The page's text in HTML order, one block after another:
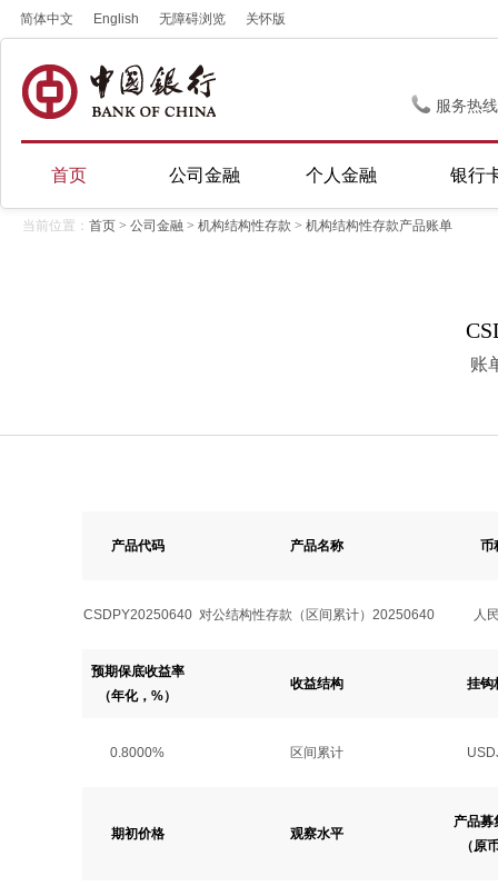
简体中文 English 无障碍浏览 关怀版
服务热
首页 公司金融 个人金融 银行
当前位置： 首页 > 公司金融 > 机构结构性存款 > 机构结构性存款产品账单
账
产品代码 产品名称 币
CSDPY20250640 对公结构性存款（区间累计）20250640 人
预期保底收益率
（年化，%）
收益结构 挂钩
0.8000% 区间累计
期初价格 观察水平
产品募
（原